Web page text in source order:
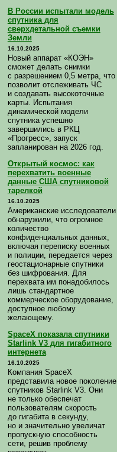
В России испытали модель
спутника для
сверхдетальной съемки
Земли
16.10.2025
Новый аппарат «КОЭН»
сможет делать снимки
с разрешением 0,5 метра, что
позволит отслеживать ЧС
и создавать высокоточные
карты. Испытания
динамической модели
спутника успешно
завершились в РКЦ
«Прогресс», запуск
запланирован на 2026 год.
Открытый космос: как
перехватить военные
данные США спутниковой
тарелкой
16.10.2025
Американские исследователи
обнаружили, что огромное
количество
конфиденциальных данных,
включая переписку военных
и полиции, передается через
геостационарные спутники
без шифрования. Для
перехвата им понадобилось
лишь стандартное
коммерческое оборудование,
доступное любому
желающему.
SpaceX показала спутники
Starlink V3 для гигабитного
интернета
16.10.2025
Компания SpaceX
представила новое поколение
спутников Starlink V3. Они
не только обеспечат
пользователям скорость
до гигабита в секунду,
но и значительно увеличат
пропускную способность
сети, решив проблему